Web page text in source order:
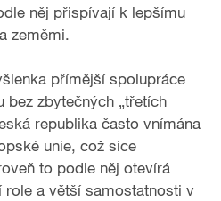
něj přispívají k lepšímu
zeměmi.
přímější spolupráce
bez zbytečných „třetích
republika často vnímána
unie, což sice
to podle něj otevírá
a větší samostatnosti v